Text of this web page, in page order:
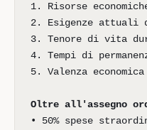
1. Risorse
2. Esigenze
3. Tenore di vita
4. Tempi di
5. Valenza
Oltre all'assegno
• 50% spese